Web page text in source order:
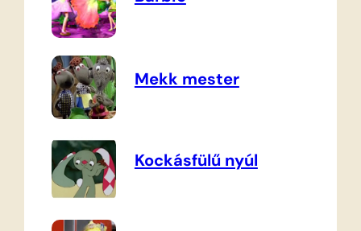
Mekk mester
Kockásfülű nyúl